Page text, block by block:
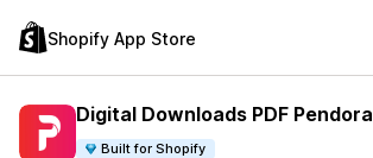
Shopify App Store
Digital Downloads PDF Pendora
Built for Shopify